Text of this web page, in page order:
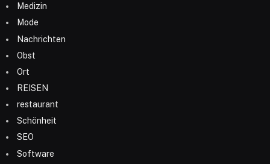
Medizin
Mode
Nachrichten
Obst
Ort
REISEN
restaurant
Schönheit
SEO
Software